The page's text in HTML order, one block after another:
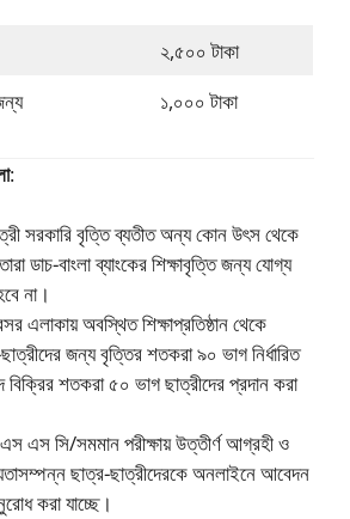
২,৫০০ টাকা
১,০০০ টাকা
:
সরকারি বৃত্তি ব্যতীত অন্য কোন উৎস থেকে
ডাচ-বাংলা ব্যাংকের শিক্ষাবৃত্তি জন্য যোগ্য
না।
এলাকায় অবস্থিত শিক্ষাপ্রতিষ্ঠান থেকে
জন্য বৃত্তির শতকরা ৯০ ভাগ নির্ধারিত
বিক্রির শতকরা ৫০ ভাগ ছাত্রীদের প্রদান করা
এস সি/সমমান পরীক্ষায় উত্তীর্ণ আগ্রহী ও
ছাত্র-ছাত্রীদেরকে অনলাইনে আবেদন
করা যাচ্ছে।